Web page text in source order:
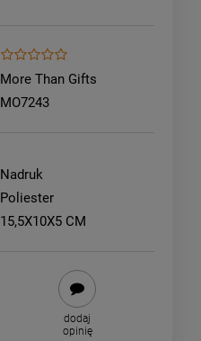
More Than Gifts
MO7243
Nadruk
Poliester
15,5X10X5 CM
dodaj
opinię